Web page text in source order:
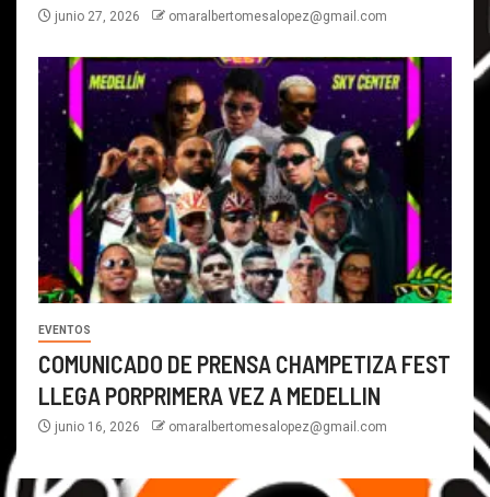
junio 27, 2026 omaralbertomesalopez@gmail.com
EVENTOS
COMUNICADO DE PRENSA CHAMPETIZA FEST
LLEGA PORPRIMERA VEZ A MEDELLIN
junio 16, 2026 omaralbertomesalopez@gmail.com